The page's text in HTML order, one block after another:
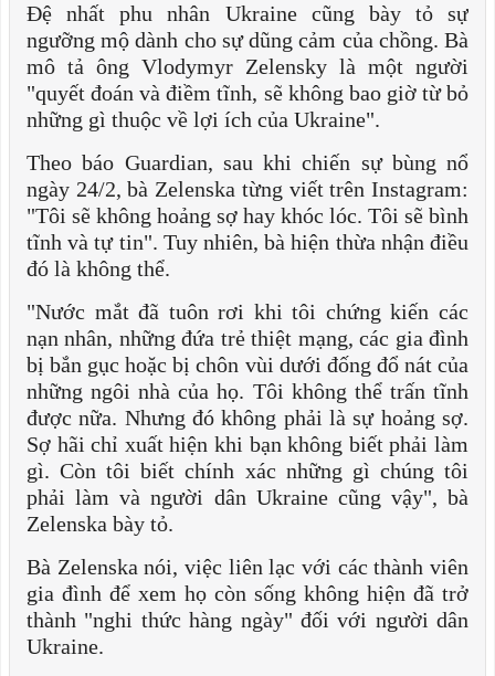
Đệ nhất phu nhân Ukraine cũng bày tỏ sự
ngưỡng mộ dành cho sự dũng cảm của chồng. Bà
mô tả ông Vlodymyr Zelensky là một người
"quyết đoán và điềm tĩnh, sẽ không bao giờ từ bỏ
những gì thuộc về lợi ích của Ukraine".
Theo báo Guardian, sau khi chiến sự bùng nổ
ngày 24/2, bà Zelenska từng viết trên Instagram:
"Tôi sẽ không hoảng sợ hay khóc lóc. Tôi sẽ bình
tĩnh và tự tin". Tuy nhiên, bà hiện thừa nhận điều
đó là không thể.
"Nước mắt đã tuôn rơi khi tôi chứng kiến các
nạn nhân, những đứa trẻ thiệt mạng, các gia đình
bị bắn gục hoặc bị chôn vùi dưới đống đổ nát của
những ngôi nhà của họ. Tôi không thể trấn tĩnh
được nữa. Nhưng đó không phải là sự hoảng sợ.
Sợ hãi chỉ xuất hiện khi bạn không biết phải làm
gì. Còn tôi biết chính xác những gì chúng tôi
phải làm và người dân Ukraine cũng vậy", bà
Zelenska bày tỏ.
Bà Zelenska nói, việc liên lạc với các thành viên
gia đình để xem họ còn sống không hiện đã trở
thành "nghi thức hàng ngày" đối với người dân
Ukraine.